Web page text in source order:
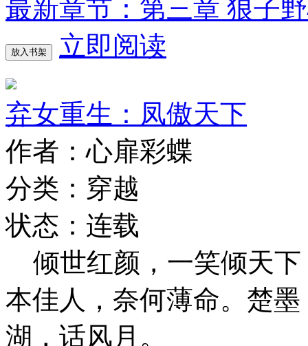
最新章节：第三章 狼子
放入书架 立即阅读
弃女重生：凤傲天下
作者：心扉彩蝶
分类：穿越
状态：连载
倾世红颜，一笑倾天下
本佳人，奈何薄命。楚
湖，话风月。